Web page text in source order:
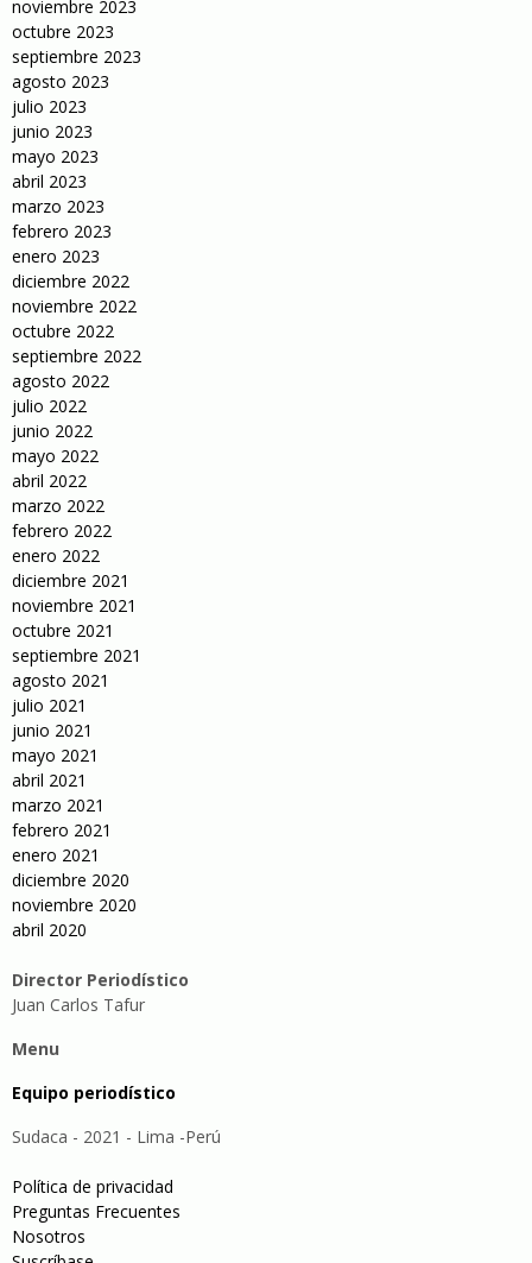
noviembre 2023
octubre 2023
septiembre 2023
agosto 2023
julio 2023
junio 2023
mayo 2023
abril 2023
marzo 2023
febrero 2023
enero 2023
diciembre 2022
noviembre 2022
octubre 2022
septiembre 2022
agosto 2022
julio 2022
junio 2022
mayo 2022
abril 2022
marzo 2022
febrero 2022
enero 2022
diciembre 2021
noviembre 2021
octubre 2021
septiembre 2021
agosto 2021
julio 2021
junio 2021
mayo 2021
abril 2021
marzo 2021
febrero 2021
enero 2021
diciembre 2020
noviembre 2020
abril 2020
Director Periodístico
Juan Carlos Tafur
Menu
Equipo periodístico
Sudaca - 2021 - Lima -Perú
Política de privacidad
Preguntas Frecuentes
Nosotros